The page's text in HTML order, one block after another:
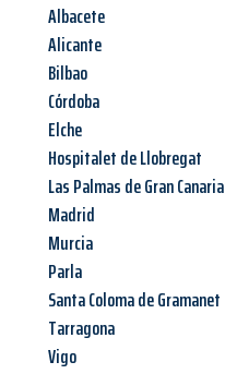
Albacete
Alicante
Bilbao
Córdoba
Elche
Hospitalet de Llobregat
Las Palmas de Gran Canaria
Madrid
Murcia
Parla
Santa Coloma de Gramanet
Tarragona
Vigo